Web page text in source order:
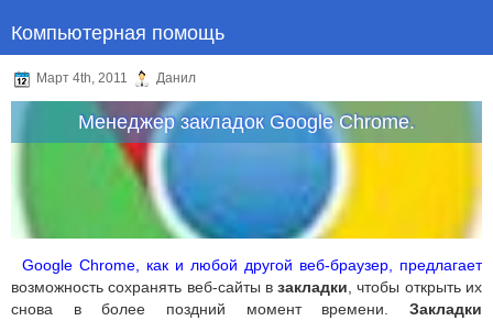
Компьютерная помощь
Март 4th, 2011 Данил
Менеджер закладок Google Chrome.
Google Chrome, как и любой другой веб-браузер, предлагает
возможность сохранять веб-сайты взакладки , чтобы открыть их
снова в более поздний момент времени. Закладки